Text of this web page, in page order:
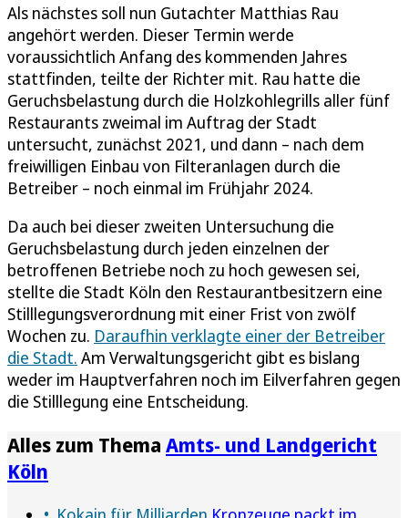
Als nächstes soll nun Gutachter Matthias Rau
angehört werden. Dieser Termin werde
voraussichtlich Anfang des kommenden Jahres
stattfinden, teilte der Richter mit. Rau hatte die
Geruchsbelastung durch die Holzkohlegrills aller fünf
Restaurants zweimal im Auftrag der Stadt
untersucht, zunächst 2021, und dann – nach dem
freiwilligen Einbau von Filteranlagen durch die
Betreiber – noch einmal im Frühjahr 2024.
Da auch bei dieser zweiten Untersuchung die
Geruchsbelastung durch jeden einzelnen der
betroffenen Betriebe noch zu hoch gewesen sei,
stellte die Stadt Köln den Restaurantbesitzern eine
Stilllegungsverordnung mit einer Frist von zwölf
Wochen zu. Daraufhin verklagte einer der Betreiber
die Stadt. Am Verwaltungsgericht gibt es bislang
weder im Hauptverfahren noch im Eilverfahren gegen
die Stilllegung eine Entscheidung.
Alles zum Thema Amts- und Landgericht
Köln